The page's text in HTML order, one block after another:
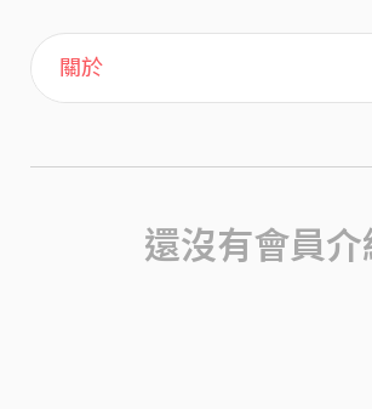
主頁
歌單
喜歡
關於
還沒有會員介